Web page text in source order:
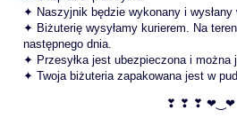
✦ Naszyjnik będzie wykonany i wysłany
✦ Biżuterię wysyłamy kurierem. Na
następnego dnia.
✦ Przesyłka jest ubezpieczona i można
✦ Twoja biżuteria zapakowana jest w
❣ ❣ ❣ ❤‿❤